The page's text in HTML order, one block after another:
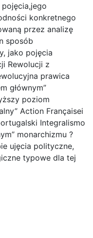
konkretnego
przez analizę
sposób
jako pojęcia
Rewolucji z
prawica
głównym”
poziom
Action Françaisei
Integralismo
monarchizmu ?
ujęcia polityczne,
typowe dla tej